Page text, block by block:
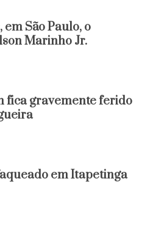
São Paulo, o
Marinho Jr.
fica gravemente ferido
em Itapetinga